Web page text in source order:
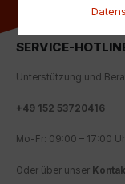
SERVICE-
Unterstützung und
+49 152 53720416
Mo-Fr: 09:00 – 17:00
Oder über unser
werden nur
Akkordeon-
oder
essentiellen